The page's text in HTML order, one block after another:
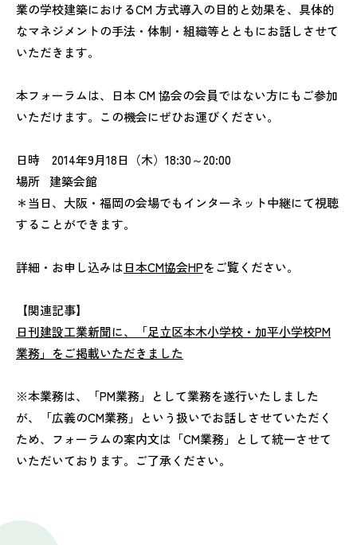
業の学校建築におけるCM 方式導入の目的と効果を、具体的
なマネジメントの手法・体制・組織等とともにお話しさせて
いただきます。
本フォーラムは、日本 CM 協会の会員ではない方にもご参加
いただけます。この機会にぜひお運びください。
日時 2014年9月18日（木）18:30～20:00
場所 建築会館
＊当日、大阪・福岡の会場でもインターネット中継にて視聴
することができます。
詳細・お申し込みは日本CM協会HPをご覧ください。
【関連記事】
日刊建設工業新聞に、「足立区本木小学校・加平小学校PM
業務」をご掲載いただきました
※本業務は、「PM業務」として業務を遂行いたしました
が、「広義のCM業務」という扱いでお話しさせていただく
ため、フォーラムの案内文は「CM業務」として統一させて
いただいております。ご了承ください。